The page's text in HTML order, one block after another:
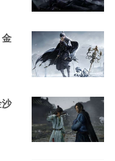
金
沙